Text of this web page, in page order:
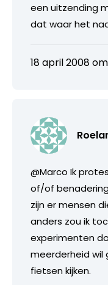
een uitzending
dat waar het
18 april 2008
@Marco Ik
of/of
zijn er mensen
anders zou ik
experimenten
meerderheid wil
fietsen kijken.